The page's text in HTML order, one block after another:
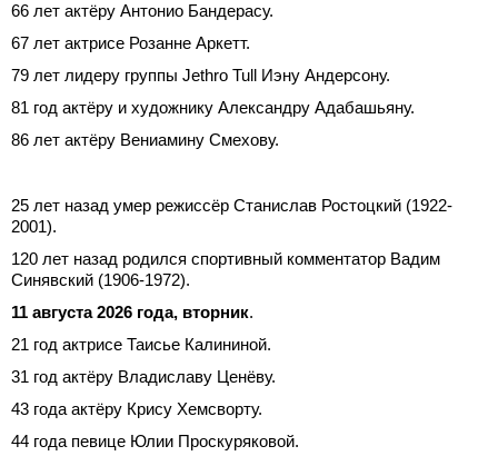
66 лет актёру Антонио Бандерасу.
67 лет актрисе Розанне Аркетт.
79 лет лидеру группы Jethro Tull Иэну Андерсону.
81 год актёру и художнику Александру Адабашьяну.
86 лет актёру Вениамину Смехову.
25 лет назад умер режиссёр Станислав Ростоцкий (1922-
2001).
120 лет назад родился спортивный комментатор Вадим
Синявский (1906-1972).
11 августа 2026 года, вторник.
21 год актрисе Таисье Калининой.
31 год актёру Владиславу Ценёву.
43 года актёру Крису Хемсворту.
44 года певице Юлии Проскуряковой.